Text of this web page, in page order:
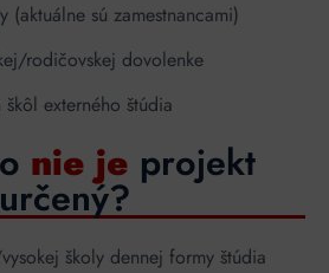
(aktuálne sú zamestnancami)
rodičovskej dovolenke
externého štúdia
nie je projekt
určený?
školy dennej formy štúdia